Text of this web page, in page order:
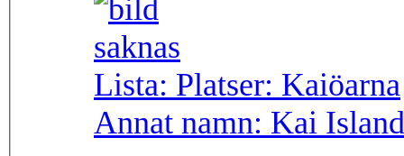
Lista: Platser: Kaiöarna
Annat namn: Kai